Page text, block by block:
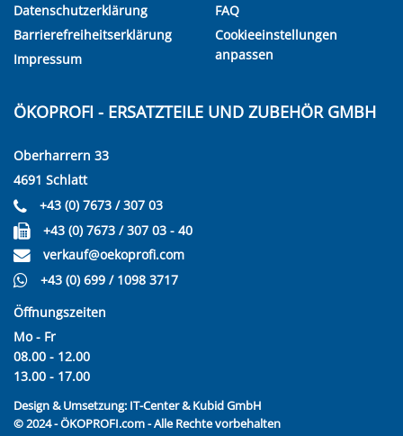
Datenschutzerklärung
Barrierefreiheitserklärung
Impressum
FAQ
Cookieeinstellungen
anpassen
ÖKOPROFI - ERSATZTEILE UND ZUBEHÖR GMBH
Oberharrern 33
4691 Schlatt
+43 (0) 7673 / 307 03
+43 (0) 7673 / 307 03 - 40
verkauf@oekoprofi.com
+43 (0) 699 / 1098 3717
Öffnungszeiten
Mo - Fr
08.00 - 12.00
13.00 - 17.00
Design & Umsetzung: IT-Center & Kubid GmbH
© 2024 - ÖKOPROFI.com - Alle Rechte vorbehalten